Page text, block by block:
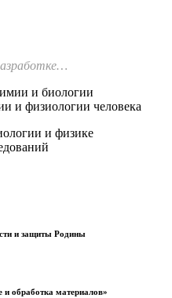
и биологии
и физиологии человека
и физике
и защиты Родины
и обработка материалов»